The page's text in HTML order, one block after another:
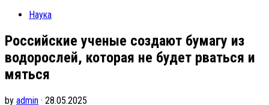
Наука
Российские ученые создают бумагу из
водорослей, которая не будет рваться и
мяться
by admin · 28.05.2025